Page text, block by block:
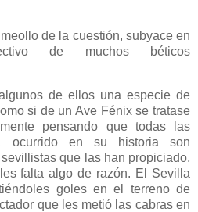
de la cuestión, subyace en
de muchos béticos
de ellos una especie de
si de un Ave Fénix se tratase
pensando que todas las
ocurrido en su historia son
que las han propiciado,
falta algo de razón. El Sevilla
goles en el terreno de
que les metió las cabras en